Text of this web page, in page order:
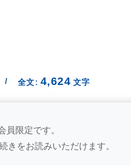
/ 全文: 4,624 文字
員限定です。
きをお読みいただけます。